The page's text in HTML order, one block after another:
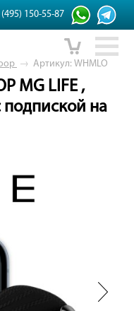
150-55-87
→ Артикул: WHMLO
MG LIFE ,
подпиской на